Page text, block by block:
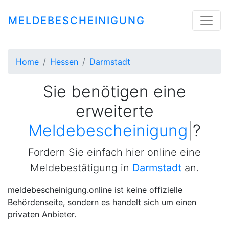
MELDEBESCHEINIGUNG
Home Hessen Darmstadt
Sie benötigen eine
erweiterte
Meldebescheinigung ?
Fordern Sie einfach hier online eine
Meldebestätigung in Darmstadt an.
meldebescheinigung.online ist keine offizielle
Behördenseite, sondern es handelt sich um einen
privaten Anbieter.